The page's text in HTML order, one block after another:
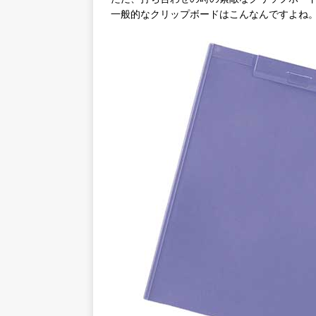
一般的なクリップボードはこんなんですよね